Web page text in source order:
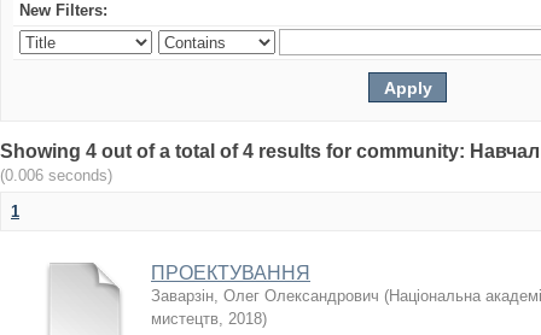
New Filters:
Showing 4 out of a total of 4 results for community:
(0.006 seconds)
1
ПРОЕКТУВАННЯ
Заварзін, Олег Олександрович (Національна
мистецтв, 2018)